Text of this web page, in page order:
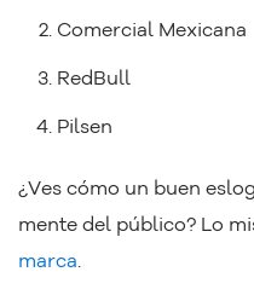
Comercial Mexicana
RedBull
Pilsen
¿Ves cómo un buen
mente del público? Lo
marca